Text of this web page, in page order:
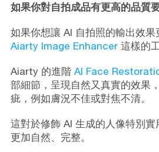
如果你對自拍成品有更高的品質
如果你想讓 AI 自拍照的輸出效果
Aiarty Image Enhancer這樣的
Aiarty 的進階 AI Face
部細節，呈現自然又真實的效果
疵，例如膚況不佳或對焦不清。
這對於修飾 AI 生成的人像特別
更加自然、完整。